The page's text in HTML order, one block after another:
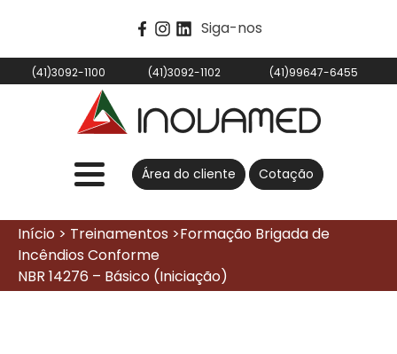
Siga-nos
(41)3092-1100 (41)3092-1102 (41)99647-6455
Área do cliente Cotação
Início > Treinamentos >Formação Brigada de
Incêndios Conforme
NBR 14276 – Básico (Iniciação)